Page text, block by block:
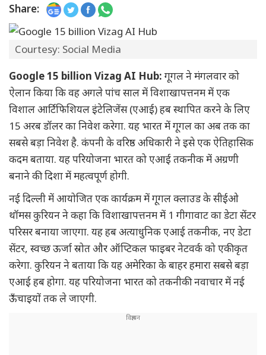
Share:
Courtesy: Social Media
Google 15 billion Vizag AI Hub: गूगल ने मंगलवार को
ऐलान किया कि वह अगले पांच साल में विशाखापत्तनम में एक
विशाल आर्टिफिशियल इंटेलिजेंस (एआई) हब स्थापित करने के लिए
15 अरब डॉलर का निवेश करेगा. यह भारत में गूगल का अब तक का
सबसे बड़ा निवेश है. कंपनी के वरिष्ठ अधिकारी ने इसे एक ऐतिहासिक
कदम बताया. यह परियोजना भारत को एआई तकनीक में अग्रणी
बनाने की दिशा में महत्वपूर्ण होगी.
नई दिल्ली में आयोजित एक कार्यक्रम में गूगल क्लाउड के सीईओ
थॉमस कुरियन ने कहा कि विशाखापत्तनम में 1 गीगावाट का डेटा सेंटर
परिसर बनाया जाएगा. यह हब अत्याधुनिक एआई तकनीक, नए डेटा
सेंटर, स्वच्छ ऊर्जा स्रोत और ऑप्टिकल फाइबर नेटवर्क को एकीकृत
करेगा. कुरियन ने बताया कि यह अमेरिका के बाहर हमारा सबसे बड़ा
एआई हब होगा. यह परियोजना भारत को तकनीकी नवाचार में नई
ऊँचाइयों तक ले जाएगी.